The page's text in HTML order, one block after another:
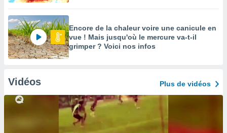
Encore de la chaleur voire une canicule en
vue ! Mais jusqu'où le mercure va-t-il
grimper ? Voici nos infos
Vidéos Plus de vidéos